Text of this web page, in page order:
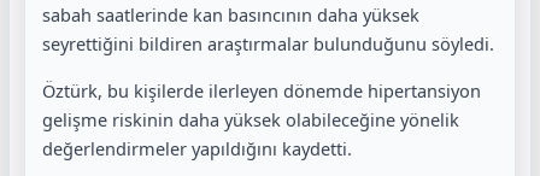
sabah saatlerinde kan basıncının daha yüksek
seyrettiğini bildiren araştırmalar bulunduğunu söyledi.
Öztürk, bu kişilerde ilerleyen dönemde hipertansiyon
gelişme riskinin daha yüksek olabileceğine yönelik
değerlendirmeler yapıldığını kaydetti.